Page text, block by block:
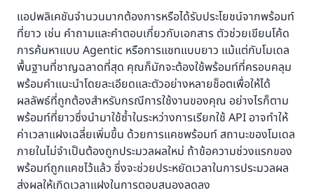
แอปพลิเคชันจำนวนมากต้องการหรือได้รับประโยชน์จากพร้อมท์
ที่ยาว เช่น คำถามและคำตอบเกี่ยวกับเอกสาร ตัวช่วยเขียนโค้ด
การค้นหาแบบ Agentic หรือการแชทแบบยาว แม้แต่กับโมเดล
พื้นฐานที่ชาญฉลาดที่สุด คุณก็มักจะต้องใช้พร้อมท์ที่ครอบคลุม
พร้อมคำแนะนำโดยละเอียดและตัวอย่างหลายช็อตเพื่อให้ได้
ผลลัพธ์ที่ถูกต้องสำหรับกรณีการใช้งานของคุณ อย่างไรก็ตาม
พร้อมท์ที่ยาวซึ่งนำมาใช้ซ้ำในระหว่างการเรียกใช้ API อาจทำให้
ค่าเวลาแฝงเฉลี่ยเพิ่มขึ้น ด้วยการแคชพร้อมท์ สถานะของโมเดล
ภายในไม่จำเป็นต้องถูกประมวลผลใหม่ ถ้าข้อความช่วงแรกของ
พร้อมท์ถูกแคชไว้แล้ว ซึ่งจะช่วยประหยัดเวลาในการประมวลผล
ส่งผลให้เกิดเวลาแฝงในการตอบสนองลดลง